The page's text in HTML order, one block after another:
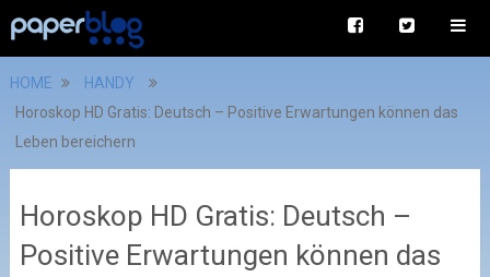
HOME
HANDY
Horoskop HD Gratis: Deutsch – Positive Erwartungen können das
Leben bereichern
Horoskop HD Gratis: Deutsch –
Positive Erwartungen können das